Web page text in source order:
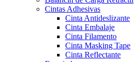
Cintas Adhesivas
Cinta Antideslizante
Cinta Embalaje
Cinta Filamento
Cinta Masking Tape
Cinta Reflectante